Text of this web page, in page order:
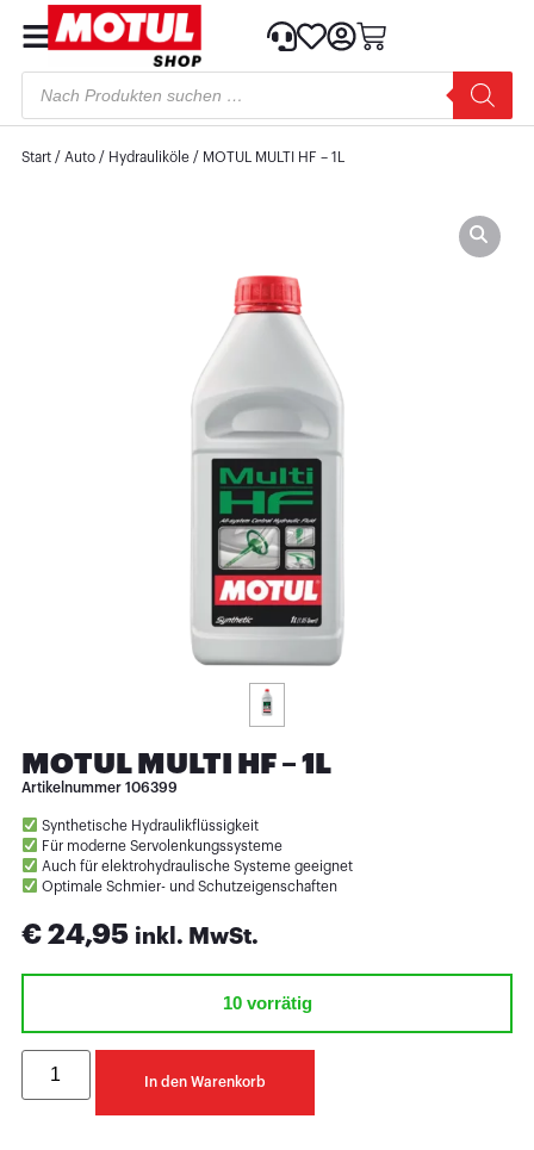
Start/ Auto/ Hydrauliköle/ MOTUL MULTI HF – 1L
MOTUL MULTI HF – 1L
Artikelnummer 106399
Synthetische Hydraulikflüssigkeit
Für moderne Servolenkungssysteme
Auch für elektrohydraulische Systeme geeignet
Optimale Schmier- und Schutzeigenschaften
€24,95 inkl. MwSt.
10 vorrätig
In den Warenkorb